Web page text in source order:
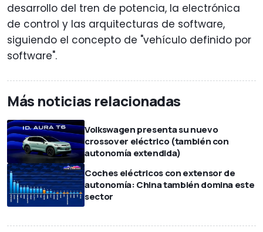
desarrollo del tren de potencia, la electrónica
de control y las arquitecturas de software,
siguiendo el concepto de "vehículo definido por
software".
Más noticias relacionadas
Volkswagen presenta su nuevo
crossover eléctrico (también con
autonomía extendida)
Coches eléctricos con extensor de
autonomía: China también domina este
sector